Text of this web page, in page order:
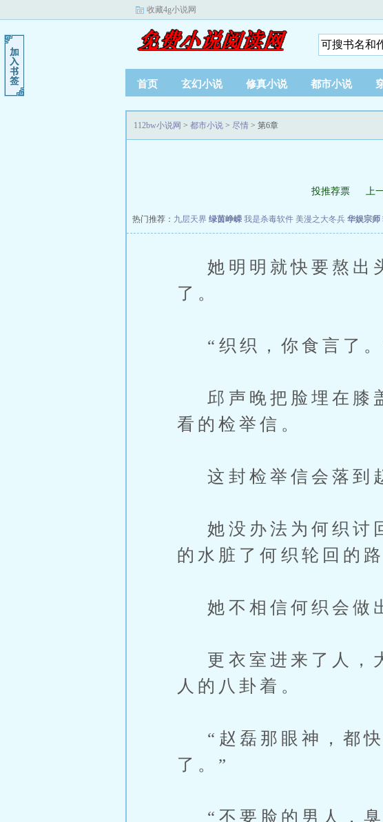
收藏4g小说网
首页 玄幻小说 修真小说 都市小说
112bw小说网 > 都市小说 > 尽情 > 第6章
投推荐票 上
热门推荐： 九层天界 绿茵峥嵘 我是杀毒软件 美漫之大冬兵 华娱宗师
她明明就快要熬出
了。
“织织，你食言了。
邱声晚把脸埋在膝
看的检举信。
这封检举信会落到
她没办法为何织讨
的水脏了何织轮回的路
她不相信何织会做
更衣室进来了人，
人的八卦着。
“赵磊那眼神，都快
了。”
“不要脸的男人，臭